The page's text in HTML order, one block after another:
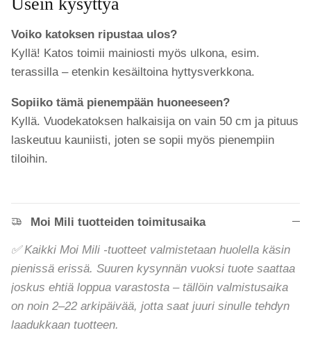
Voiko katoksen ripustaa ulos?
Kyllä! Katos toimii mainiosti myös ulkona, esim.
terassilla – etenkin kesäiltoina hyttysverkkona.
Sopiiko tämä pienempään huoneeseen?
Kyllä. Vuodekatoksen halkaisija on vain 50 cm ja pituus
laskeutuu kauniisti, joten se sopii myös pienempiin
tiloihin.
Moi Mili tuotteiden toimitusaika
✅ Kaikki Moi Mili -tuotteet valmistetaan huolella käsin
pienissä erissä. Suuren kysynnän vuoksi tuote saattaa
joskus ehtiä loppua varastosta – tällöin valmistusaika
on noin 2–22 arkipäivää, jotta saat juuri sinulle tehdyn
laadukkaan tuotteen.